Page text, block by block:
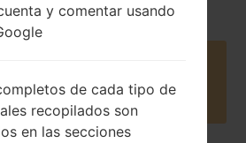
y comentar usando
de cada tipo de
recopilados son
en las secciones